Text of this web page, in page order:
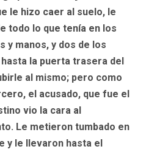
le hizo caer al suelo, le
todo lo que tenía en los
y manos, y dos de los
la puerta trasera del
al mismo; pero como
el acusado, que fue el
vio la cara al
Le metieron tumbado en
y le llevaron hasta el